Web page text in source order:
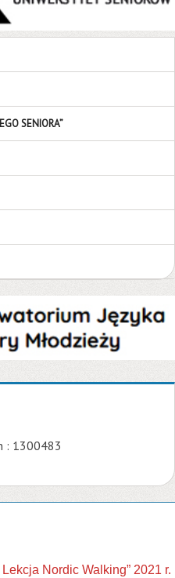
SENIORA”
: 1300483
Nordic Walking” 2021 r.